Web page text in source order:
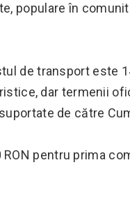
populare în
de transport este
dar termenii
de către
pentru prima